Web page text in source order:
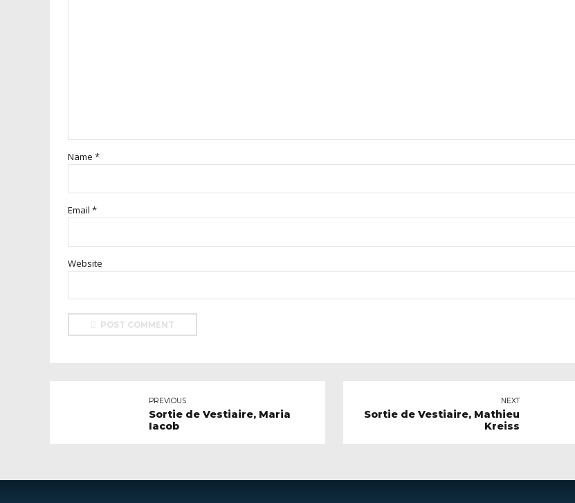
Name *
Email *
Website
POST COMMENT
PREVIOUS
Sortie de Vestiaire, Maria
Iacob
NEXT
Sortie de Vestiaire, Mathieu
Kreiss